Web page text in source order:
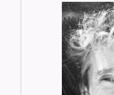
Nuestro Libro:
Recursos